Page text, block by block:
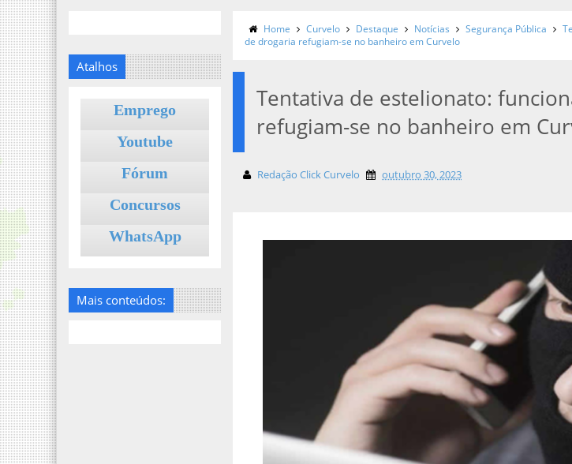
Atalhos
Emprego
Youtube
Fórum
Concursos
WhatsApp
Mais conteúdos:
Home Curvelo Destaque Notícias Segurança Pública
de drogaria refugiam-se no banheiro em Curvelo
Tentativa de estelionato:
refugiam-se no banheiro em
Redação Click Curvelo outubro 30, 2023